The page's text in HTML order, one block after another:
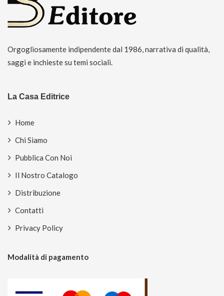
Orgogliosamente indipendente dal 1986, narrativa di qualità,
saggi e inchieste su temi sociali.
La Casa Editrice
Home
Chi Siamo
Pubblica Con Noi
Il Nostro Catalogo
Distribuzione
Contatti
Privacy Policy
Modalità di pagamento